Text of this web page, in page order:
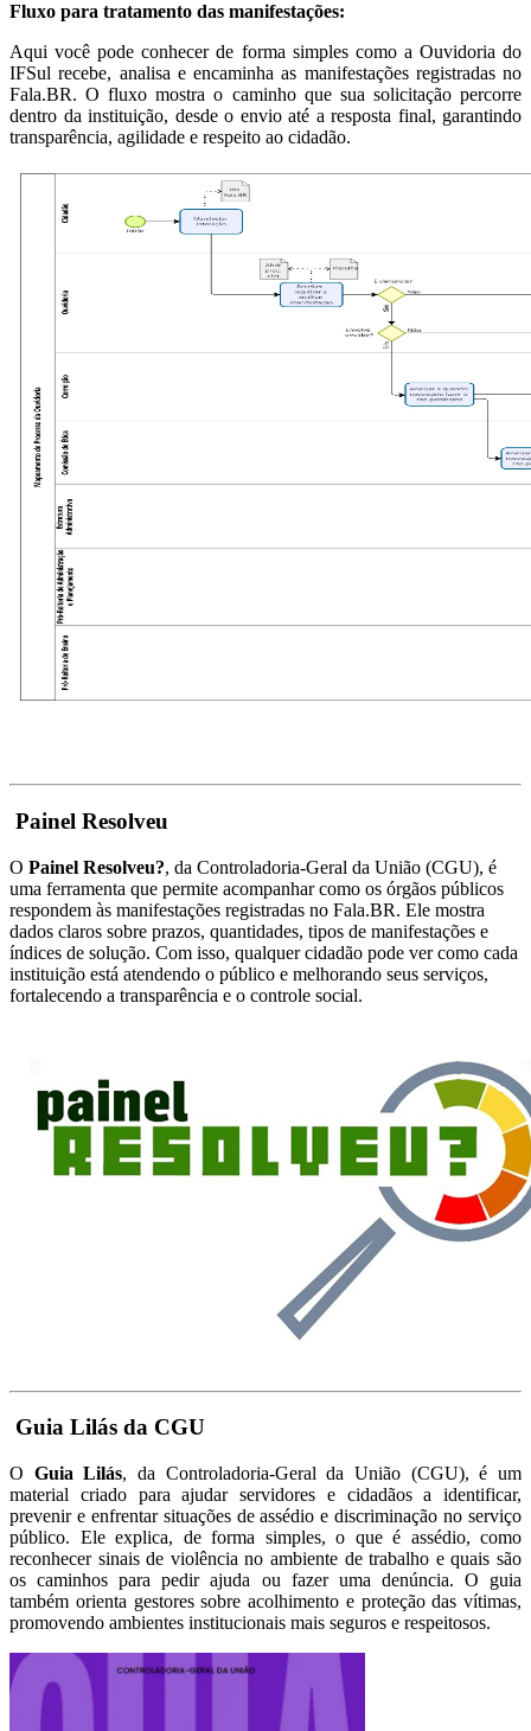
Fluxo para tratamento das manifestações:
Aqui você pode conhecer de forma simples como a Ouvidoria do
IFSul recebe, analisa e encaminha as manifestações registradas no
Fala.BR. O fluxo mostra o caminho que sua solicitação percorre
dentro da instituição, desde o envio até a resposta final, garantindo
transparência, agilidade e respeito ao cidadão.
Painel Resolveu
O Painel Resolveu?, da Controladoria-Geral da União (CGU), é
uma ferramenta que permite acompanhar como os órgãos públicos
respondem às manifestações registradas no Fala.BR. Ele mostra
dados claros sobre prazos, quantidades, tipos de manifestações e
índices de solução. Com isso, qualquer cidadão pode ver como cada
instituição está atendendo o público e melhorando seus serviços,
fortalecendo a transparência e o controle social.
Guia Lilás da CGU
O Guia Lilás, da Controladoria-Geral da União (CGU), é um
material criado para ajudar servidores e cidadãos a identificar,
prevenir e enfrentar situações de assédio e discriminação no serviço
público. Ele explica, de forma simples, o que é assédio, como
reconhecer sinais de violência no ambiente de trabalho e quais são
os caminhos para pedir ajuda ou fazer uma denúncia. O guia
também orienta gestores sobre acolhimento e proteção das vítimas,
promovendo ambientes institucionais mais seguros e respeitosos.